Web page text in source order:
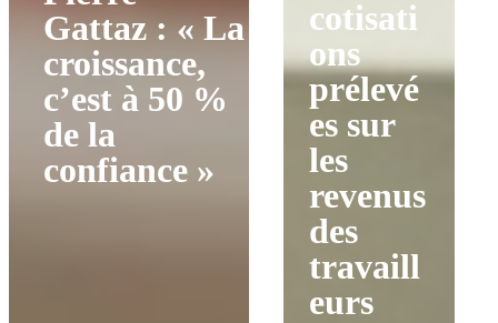
Gattaz : « La
croissance,
c’est à 50 %
de la
confiance »
cotisati
ons
prélevé
es sur
les
revenus
des
travaill
eurs